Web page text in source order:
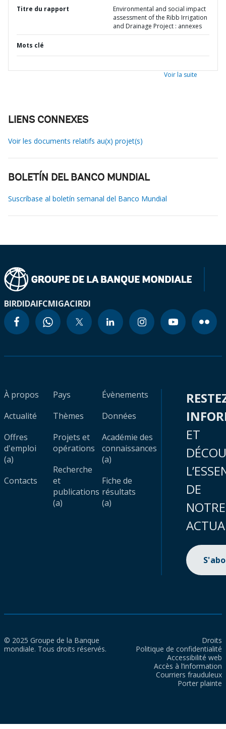
Titre du rapport
Environmental and social impact
assessment of the Ribb Irrigation
and Drainage Project : annexes
Mots clé
Voir la suite
LIENS CONNEXES
Voir les documents relatifs au(x) projet(s)
BOLETÍN DEL BANCO MUNDIAL
Suscríbase al boletín semanal del Banco Mundial
BIRDIDAIFCMIGACIRDI
À propos
Actualité
Offres
d'emploi
(a)
Contacts
Pays
Thèmes
Projets et
opérations
Recherche
et
publications
(a)
Évènements
Données
Académie des
connaissances
(a)
Fiche de
résultats
(a)
ET
DE
NOTRE
© 2025 Groupe de la Banque
mondiale. Tous droits réservés.
Droits
Politique de confidentialité
Accessibilité web
Accès à l’information
Courriers frauduleux
Porter plainte